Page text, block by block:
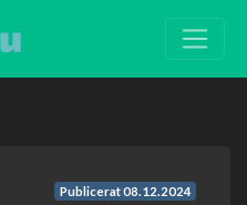
Publicerat08.12.2024